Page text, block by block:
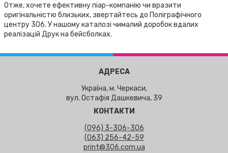
Отже, хочете ефективну піар-компанію чи вразити
оригінальністю близьких, звертайтесь до Поліграфічного
центру 306. У нашому каталозі чималий доробок вдалих
реалізацій Друк на бейсболках.
АДРЕСА
Україна, м. Черкаси,
вул. Остафія Дашкевича, 39
КОНТАКТИ
(096) 3-306-306
(063) 256-42-59
print@306.com.ua